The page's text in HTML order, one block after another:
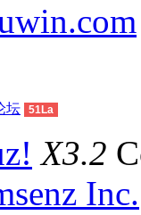
坛 51La
X3.2
Inc.